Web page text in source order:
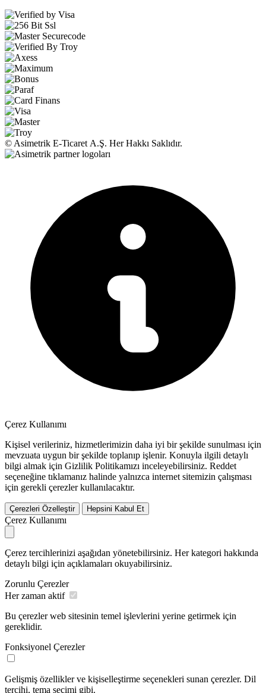
© Asimetrik E‑Ticaret A.Ş. Her Hakkı Saklıdır.
Çerez Kullanımı
Kişisel verileriniz, hizmetlerimizin daha iyi bir şekilde sunulması için
mevzuata uygun bir şekilde toplanıp işlenir. Konuyla ilgili detaylı
bilgi almak için Gizlilik Politikamızı inceleyebilirsiniz. Reddet
seçeneğine tıklamanız halinde yalnızca internet sitemizin çalışması
için gerekli çerezler kullanılacaktır.
Çerezleri Özelleştir Hepsini Kabul Et
Çerez Kullanımı
Çerez tercihlerinizi aşağıdan yönetebilirsiniz. Her kategori hakkında
detaylı bilgi için açıklamaları okuyabilirsiniz.
Zorunlu Çerezler
Her zaman aktif
Bu çerezler web sitesinin temel işlevlerini yerine getirmek için
gereklidir.
Fonksiyonel Çerezler
Gelişmiş özellikler ve kişiselleştirme seçenekleri sunan çerezler. Dil
tercihi, tema seçimi gibi.